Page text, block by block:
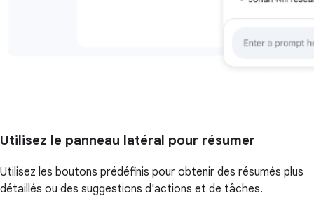
Utilisez le panneau latéral pour résumer
Utilisez les boutons prédéfinis pour obtenir des résumés plus
détaillés ou des suggestions d'actions et de tâches.